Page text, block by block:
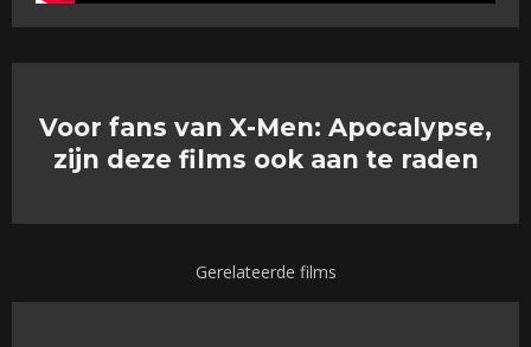
Voor fans van X-Men: Apocalypse,
zijn deze films ook aan te raden
Gerelateerde films